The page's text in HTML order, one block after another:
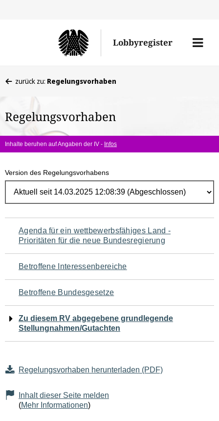
Lobbyregister
Menü
befinden
hier:
zurück zu: Regelungsvorhaben
Regelungsvorhaben
Inhalte beruhen auf Angaben der IV - Infos
Version des Regelungsvorhabens
Navigation
für
den
Seiteninhalt
Agenda für ein wettbewerbsfähiges Land -
Prioritäten für die neue Bundesregierung
Betroffene Interessenbereiche
Betroffene Bundesgesetze
Zu diesem RV abgegebene grundlegende
Stellungnahmen/Gutachten
Regelungsvorhaben herunterladen (PDF)
Inhalt dieser Seite melden
(Mehr Informationen)